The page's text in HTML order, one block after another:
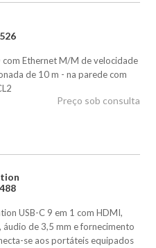
Ethernet M/M de velocidade
de 10 m - na parede com
Preço sob consulta
USB-C 9 em 1 com HDMI,
áudio de 3,5 mm e fornecimento
se aos portáteis equipados